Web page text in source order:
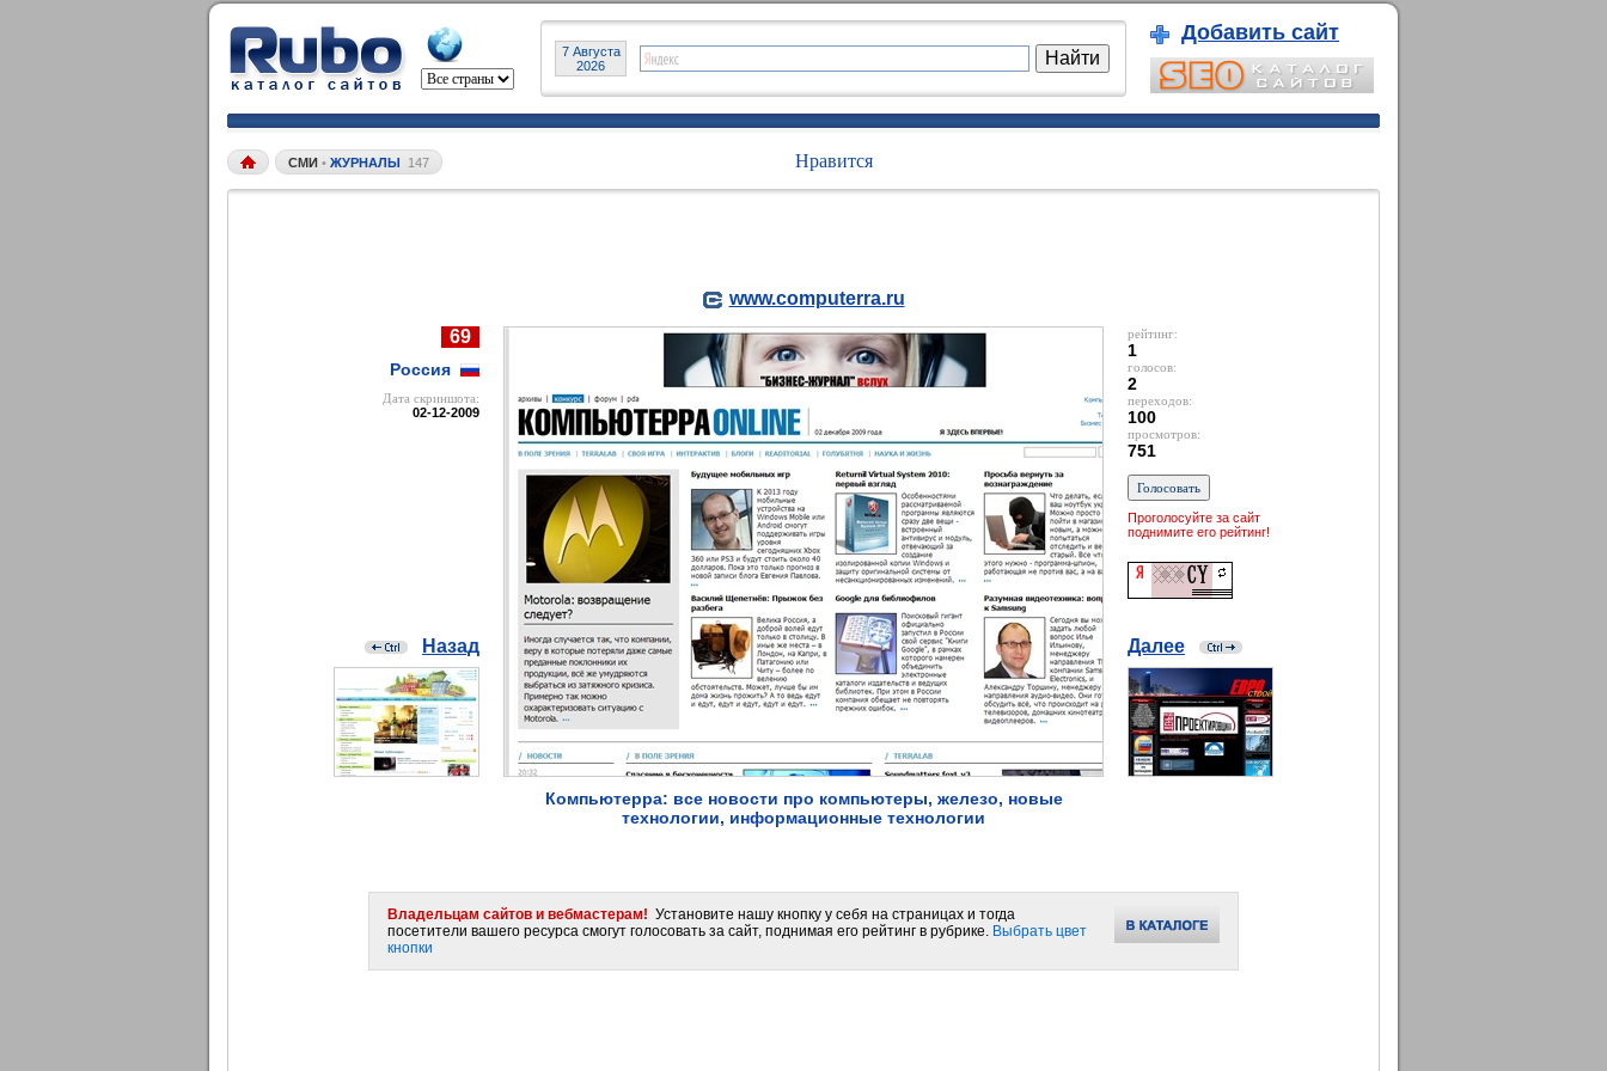
7 Августа
2026
Добавить сайт
СМИ • ЖУРНАЛЫ 147 Нравится
69
Россия
Дата cкриншота:
02-12-2009
Назад
www.computerra.ru
Компьютерра: все новости про компьютеры, железо, новые
технологии, информационные технологии
рейтинг:
1
голосов:
2
переходов:
100
просмотров:
751
Проголосуйте за сайт
поднимите его рейтинг!
Далее
Владельцам сайтов и вебмастерам! Установите нашу кнопку у себя на страницах и тогда
посетители вашего ресурса смогут голосовать за сайт, поднимая его рейтинг в рубрике. Выбрать цвет
кнопки